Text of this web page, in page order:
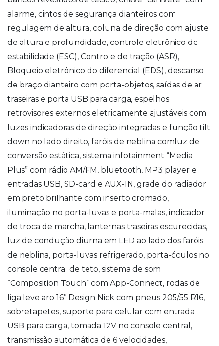
alarme, cintos de segurança dianteiros com
regulagem de altura, coluna de direção com ajuste
de altura e profundidade, controle eletrônico de
estabilidade (ESC), Controle de tração (ASR),
Bloqueio eletrônico do diferencial (EDS), descanso
de braço dianteiro com porta-objetos, saídas de ar
traseiras e porta USB para carga, espelhos
retrovisores externos eletricamente ajustáveis com
luzes indicadoras de direção integradas e função tilt
down no lado direito, faróis de neblina comluz de
conversão estática, sistema infotainment “Media
Plus” com rádio AM/FM, bluetooth, MP3 player e
entradas USB, SD-card e AUX-IN, grade do radiador
em preto brilhante com inserto cromado,
iluminação no porta-luvas e porta-malas, indicador
de troca de marcha, lanternas traseiras escurecidas,
luz de condução diurna em LED ao lado dos faróis
de neblina, porta-luvas refrigerado, porta-óculos no
console central de teto, sistema de som
“Composition Touch” com App-Connect, rodas de
liga leve aro 16” Design Nick com pneus 205/55 R16,
sobretapetes, suporte para celular com entrada
USB para carga, tomada 12V no console central,
transmissão automática de 6 velocidades,